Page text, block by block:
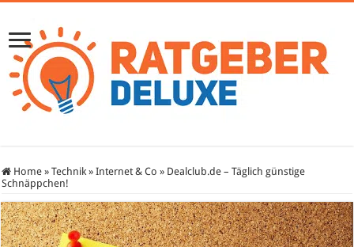
Home » Technik » Internet & Co » Dealclub.de – Täglich günstige
Schnäppchen!